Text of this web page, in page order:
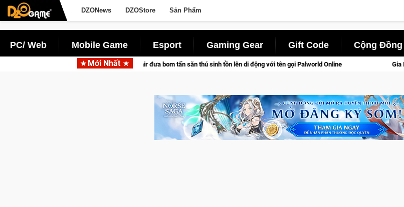
DZONews DZOStore Sản Phẩm
PC/ Web Mobile Game Esport Gaming Gear Gift Code Cộng Đồng
Mới Nhất
tác cùng Pocketpair đưa bom tấn săn thú sinh tồn lên di động với tên gọi Palworld Online Gia Nhập Closed Beta Norse